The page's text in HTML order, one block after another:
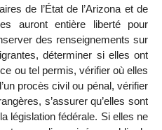
de l’État de l’Arizona et de
auront entière liberté pour
des renseignements sur
déterminer si elles ont
ou tel permis, vérifier où elles
procès civil ou pénal, vérifier
s’assurer qu’elles sont
législation fédérale. Si elles ne